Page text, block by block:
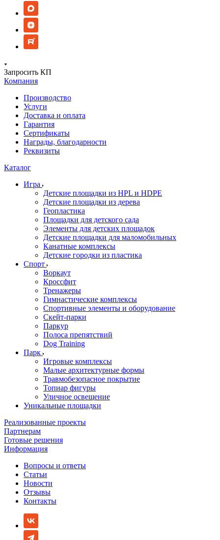
Запросить КП
Компания
Производство
Услуги
Доставка и оплата
Гарантия
Сертификаты
Награды, благодарности
Реквизиты
Каталог
Игра
Детские площадки из HPL и HDPE
Детские площадки из дерева
Геопластика
Площадки для детского сада
Элементы для детских площадок
Детские площадки для маломобильных
Канатные комплексы
Детские городки из пластика
Спорт
Воркаут
Кроссфит
Тренажеры
Гимнастические комплексы
Спортивные элементы и оборудование
Скейт-парки
Паркур
Полоса препятствий
Dog Training
Парк
Игровые комплексы
Малые архитектурные формы
Травмобезопасное покрытие
Топиар фигуры
Уличное освещение
Уникальные площадки
Реализованные проекты
Партнерам
Готовые решения
Информация
Вопросы и ответы
Статьи
Новости
Отзывы
Контакты